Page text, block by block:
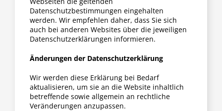
Datenschutzbestimmungen eingehalten
werden. Wir empfehlen daher, dass Sie sich
auch bei anderen Websites über die jeweiligen
Datenschutzerklärungen informieren.
Änderungen der Datenschutzerklärung
Wir werden diese Erklärung bei Bedarf
aktualisieren, um sie an die Website inhaltlich
betreffende sowie allgemein an rechtliche
Veränderungen anzupassen.